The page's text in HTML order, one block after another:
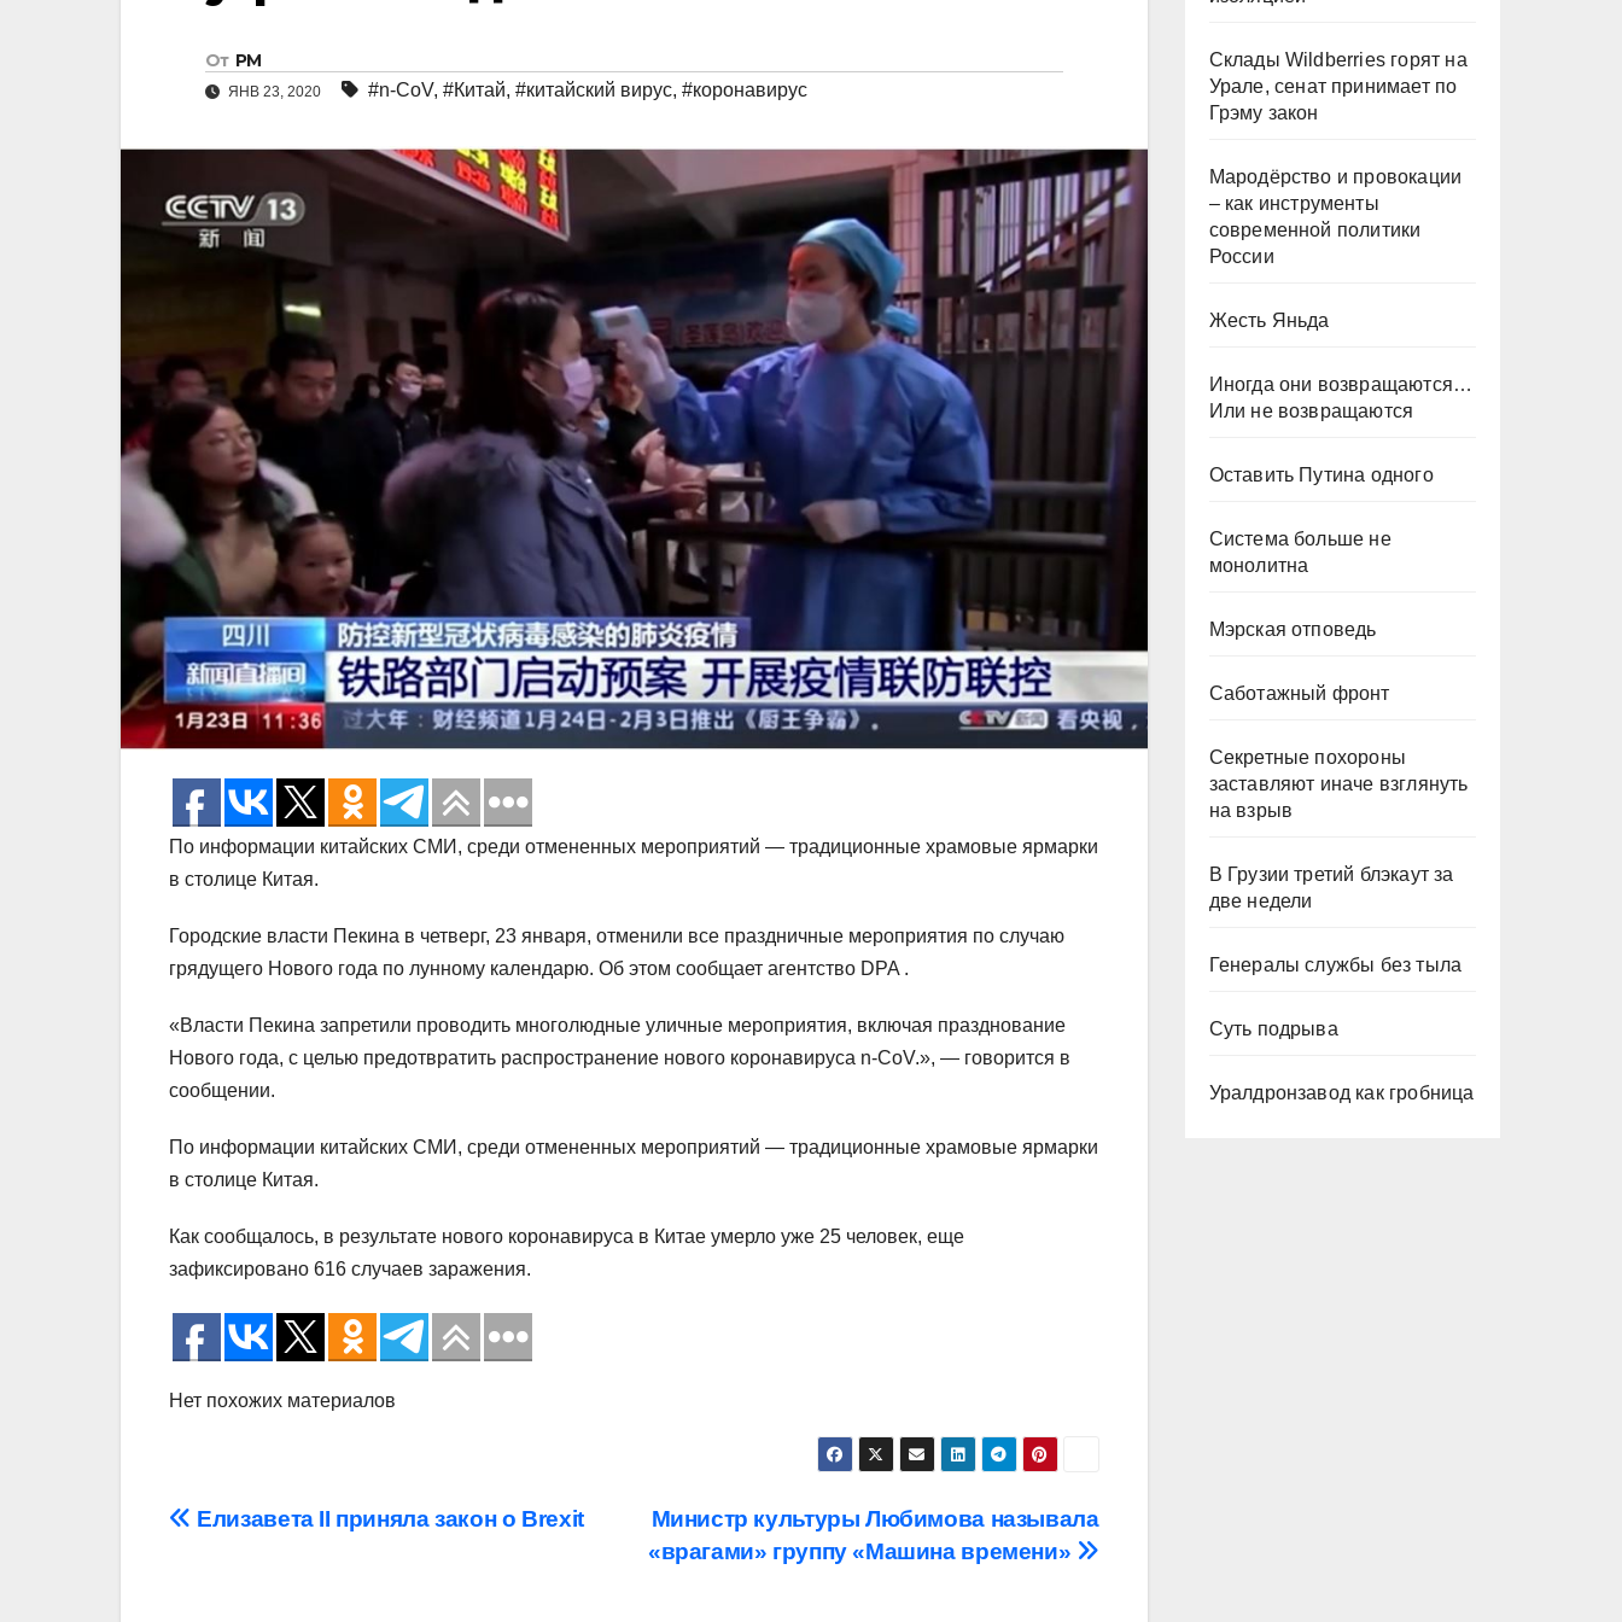
От РМ
ЯНВ 23, 2020 #n-CoV, #Китай, #китайский вирус, #коронавирус
По информации китайских СМИ, среди отмененных мероприятий — традиционные храмовые ярмарки
в столице Китая.
Городские власти Пекина в четверг, 23 января, отменили все праздничные мероприятия по случаю
грядущего Нового года по лунному календарю. Об этом сообщает агентство DPA .
«Власти Пекина запретили проводить многолюдные уличные мероприятия, включая празднование
Нового года, с целью предотвратить распространение нового коронавируса n-CoV.», — говорится в
сообщении.
По информации китайских СМИ, среди отмененных мероприятий — традиционные храмовые ярмарки
в столице Китая.
Как сообщалось, в результате нового коронавируса в Китае умерло уже 25 человек, еще
зафиксировано 616 случаев заражения.
Нет похожих материалов
Навигация
Министр культуры Любимова называла
«врагами» группу «Машина времени»
Елизавета II приняла закон о Brexit
Склады Wildberries горят на
Урале, сенат принимает по
Грэму закон
Мародёрство и провокации
– как инструменты
современной политики
России
Жесть Яньда
Иногда они возвращаются…
Или не возвращаются
Оставить Путина одного
Система больше не
монолитна
Мэрская отповедь
Саботажный фронт
Секретные похороны
заставляют иначе взглянуть
на взрыв
В Грузии третий блэкаут за
две недели
Генералы службы без тыла
Суть подрыва
Уралдронзавод как гробница